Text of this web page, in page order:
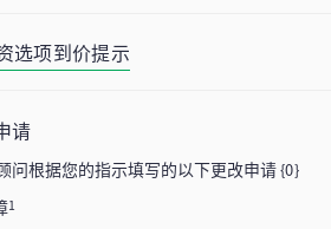
选项到价提示
请
问根据您的指示填写的以下更改申请{0}
1